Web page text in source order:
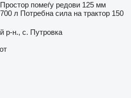
Простор помеѓу редови 125 мм
л Потребна сила на трактор 150
р-н., с. Путровка